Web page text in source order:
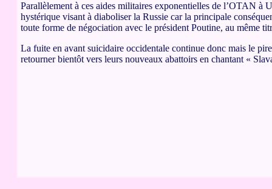
Parallèlement à ces aides militaires exponentielles de l’OTAN
hystérique visant à diaboliser la Russie car la principale
toute forme de négociation avec le président Poutine, au même
La fuite en avant suicidaire occidentale continue donc mais le
retourner bientôt vers leurs nouveaux abattoirs en chantant «